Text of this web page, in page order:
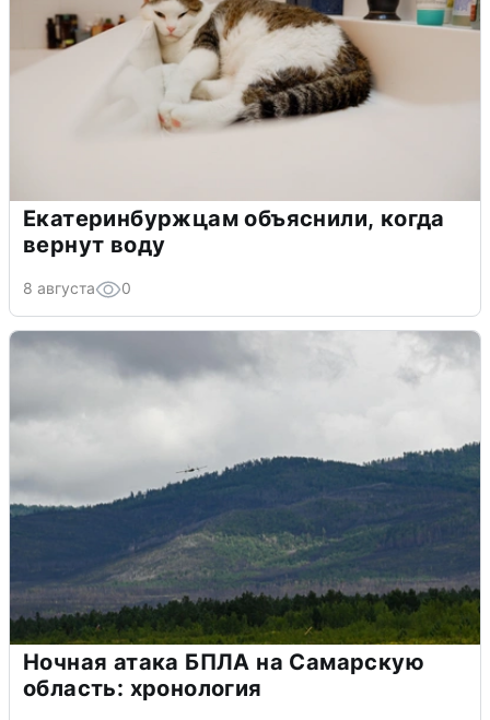
Екатеринбуржцам объяснили, когда
вернут воду
8 августа 0
Ночная атака БПЛА на Самарскую
область: хронология